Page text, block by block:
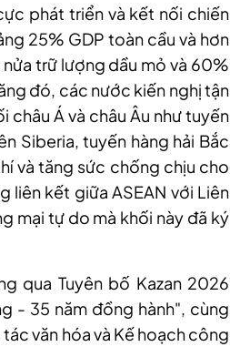
phát triển và kết nối chiến
25% GDP toàn cầu và hơn
trữ lượng dầu mỏ và 60%
đó, các nước kiến nghị tận
châu Á và châu Âu như tuyến
Siberia, tuyến hàng hải Bắc
và tăng sức chống chịu cho
liên kết giữa ASEAN với Liên
mại tự do mà khối này đã ký
qua Tuyên bố Kazan 2026
- 35 năm đồng hành", cùng
văn hóa và Kế hoạch công